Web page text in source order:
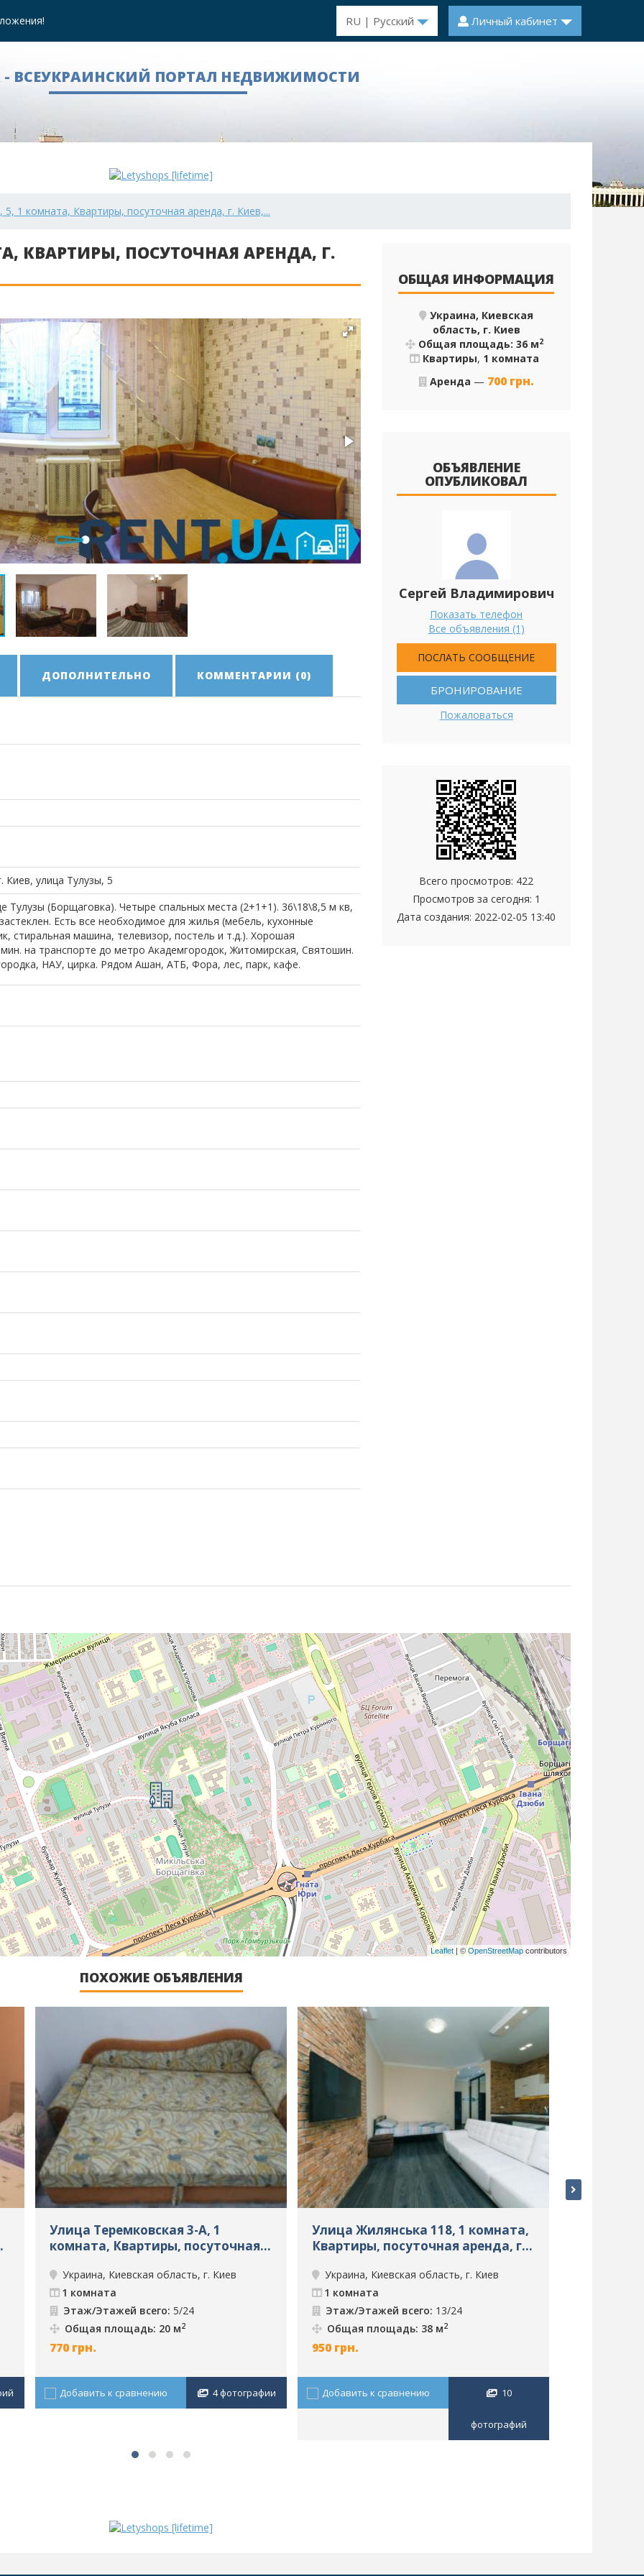
RU | Русский Личный кабинет
- ВСЕУКРАИНСКИЙ ПОРТАЛ НЕДВИЖИМОСТИ
5, 1 комната, Квартиры, посуточная аренда, г. Киев,...
КВАРТИРЫ, ПОСУТОЧНАЯ АРЕНДА, Г.
ДОПОЛНИТЕЛЬНО КОММЕНТАРИИ (0)
Киев, улица Тулузы, 5
Тулузы (Борщаговка). Четыре спальных места (2+1+1). 36\18\8,5 м кв,
Есть все необходимое для жилья (мебель, кухонные
стиральная машина, телевизор, постель и т.д.). Хорошая
на транспорте до метро Академгородок, Житомирская, Святошин.
НАУ, цирка. Рядом Ашан, АТБ, Фора, лес, парк, кафе.
ОБЩАЯ ИНФОРМАЦИЯ
Украина, Киевская
область, г. Киев
Общая площадь: 36 м2
Квартиры, 1 комната
Аренда — 700 грн.
ОБЪЯВЛЕНИЕ
ОПУБЛИКОВАЛ
Сергей Владимирович
Показать телефон
Все объявления (1)
ПОСЛАТЬ СООБЩЕНИЕ
БРОНИРОВАНИЕ
Пожаловаться
Всего просмотров: 422
Просмотров за сегодня: 1
Дата создания: 2022-02-05 13:40
Leaflet| © OpenStreetMap contributors
ПОХОЖИЕ ОБЪЯВЛЕНИЯ
Улица Теремковская 3-А, 1
комната, Квартиры, посуточная
Украина, Киевская область, г. Киев
1 комната
Этаж/Этажей всего: 5/24
Общая площадь: 20 м2
770 грн.
Добавить к сравнению 4 фотографии
Улица Жилянська 118, 1 комната,
Квартиры, посуточная аренда, г.
Украина, Киевская область, г. Киев
1 комната
Этаж/Этажей всего: 13/24
Общая площадь: 38 м2
950 грн.
Добавить к сравнению 10
фотографий